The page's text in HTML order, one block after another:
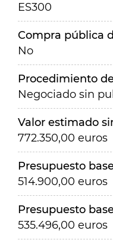
ES300
Compra pública
No
Procedimiento
Negociado sin
Valor estimado
772.350,00 euros
Presupuesto
514.900,00 euros
Presupuesto
535.496,00 euros